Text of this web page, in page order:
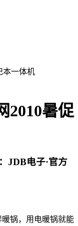
本一体机
2010暑促
JDB电子·官方
锅，用电暖锅就能